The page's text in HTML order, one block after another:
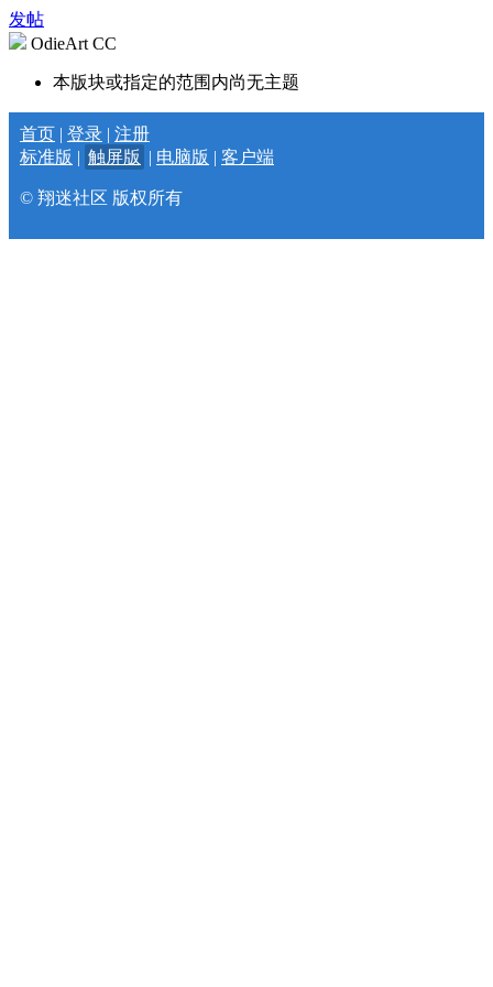
发帖
OdieArt CC
本版块或指定的范围内尚无主题
首页 | 登录 | 注册
标准版 | 触屏版 | 电脑版 | 客户端
© 翔迷社区 版权所有